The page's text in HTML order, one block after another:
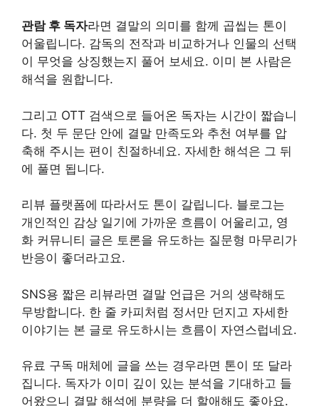
관람 후 독자라면 결말의 의미를 함께 곱씹는 톤이
어울립니다. 감독의 전작과 비교하거나 인물의 선택
이 무엇을 상징했는지 풀어 보세요. 이미 본 사람은
해석을 원합니다.
그리고 OTT 검색으로 들어온 독자는 시간이 짧습니
다. 첫 두 문단 안에 결말 만족도와 추천 여부를 압
축해 주시는 편이 친절하네요. 자세한 해석은 그 뒤
에 풀면 됩니다.
리뷰 플랫폼에 따라서도 톤이 갈립니다. 블로그는
개인적인 감상 일기에 가까운 흐름이 어울리고, 영
화 커뮤니티 글은 토론을 유도하는 질문형 마무리가
반응이 좋더라고요.
SNS용 짧은 리뷰라면 결말 언급은 거의 생략해도
무방합니다. 한 줄 카피처럼 정서만 던지고 자세한
이야기는 본 글로 유도하시는 흐름이 자연스럽네요.
유료 구독 매체에 글을 쓰는 경우라면 톤이 또 달라
집니다. 독자가 이미 깊이 있는 분석을 기대하고 들
어왔으니 결말 해석에 분량을 더 할애해도 좋아요.